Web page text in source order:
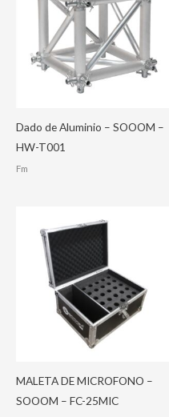
Dado de Aluminio – SOOOM –
HW-T001
Fm
MALETA DE MICROFONO –
SOOOM – FC-25MIC